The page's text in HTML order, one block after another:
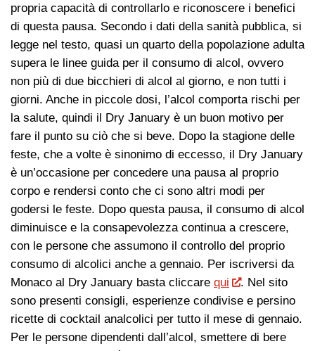
propria capacità di controllarlo e riconoscere i benefici
di questa pausa. Secondo i dati della sanità pubblica, si
legge nel testo, quasi un quarto della popolazione adulta
supera le linee guida per il consumo di alcol, ovvero
non più di due bicchieri di alcol al giorno, e non tutti i
giorni. Anche in piccole dosi, l’alcol comporta rischi per
la salute, quindi il Dry January è un buon motivo per
fare il punto su ciò che si beve. Dopo la stagione delle
feste, che a volte è sinonimo di eccesso, il Dry January
è un’occasione per concedere una pausa al proprio
corpo e rendersi conto che ci sono altri modi per
godersi le feste. Dopo questa pausa, il consumo di alcol
diminuisce e la consapevolezza continua a crescere,
con le persone che assumono il controllo del proprio
consumo di alcolici anche a gennaio. Per iscriversi da
Monaco al Dry January basta cliccare qui
. Nel sito
sono presenti consigli, esperienze condivise e persino
ricette di cocktail analcolici per tutto il mese di gennaio.
Per le persone dipendenti dall’alcol, smettere di bere